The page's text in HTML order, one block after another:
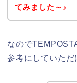
てみました～♪
なので
参考にしていただ